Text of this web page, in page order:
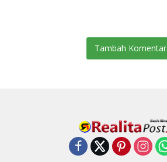
Tambah Komentar